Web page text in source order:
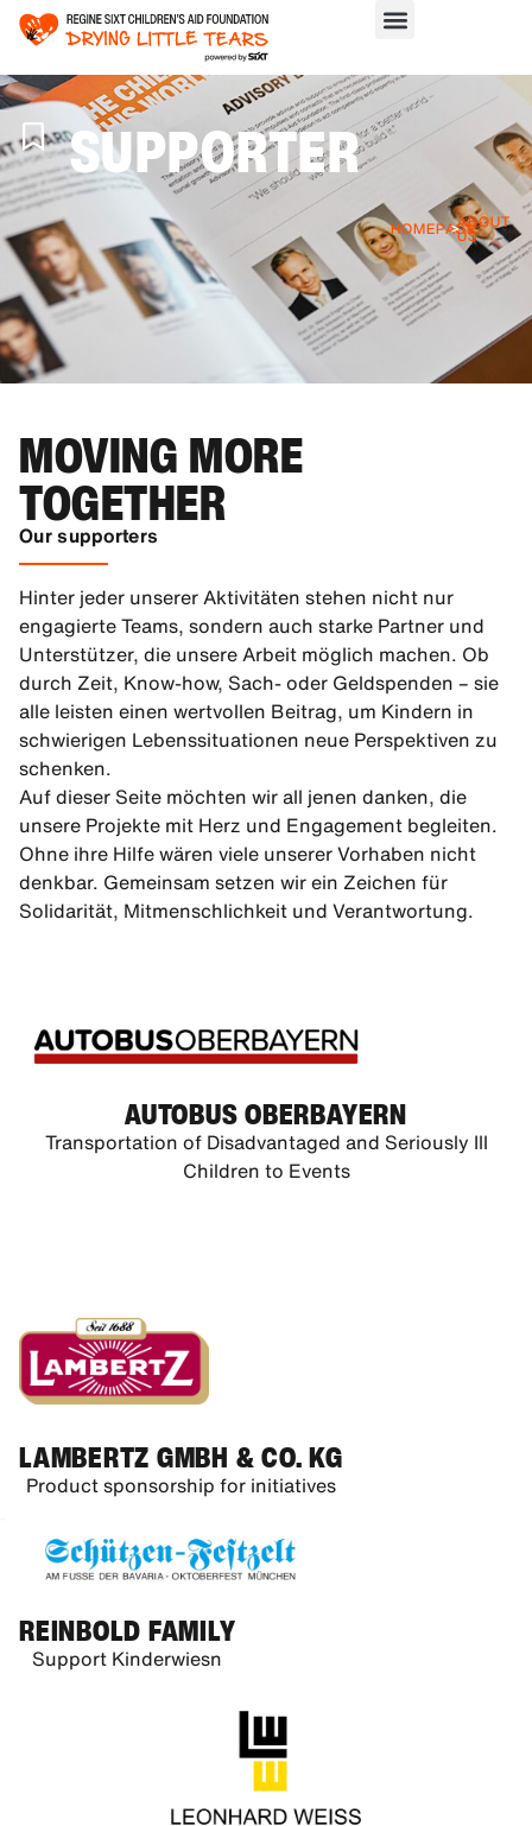
SUPPORTER
HOMEPAGE
>ABOUT
US
MOVING MORE
TOGETHER
Our supporters
Hinter jeder unserer Aktivitäten stehen nicht nur
engagierte Teams, sondern auch starke Partner und
Unterstützer, die unsere Arbeit möglich machen. Ob
durch Zeit, Know-how, Sach- oder Geldspenden – sie
alle leisten einen wertvollen Beitrag, um Kindern in
schwierigen Lebenssituationen neue Perspektiven zu
schenken.
Auf dieser Seite möchten wir all jenen danken, die
unsere Projekte mit Herz und Engagement begleiten.
Ohne ihre Hilfe wären viele unserer Vorhaben nicht
denkbar. Gemeinsam setzen wir ein Zeichen für
Solidarität, Mitmenschlichkeit und Verantwortung.
AUTOBUS OBERBAYERN
Transportation of Disadvantaged and Seriously Ill
Children to Events
LAMBERTZ GMBH & CO. KG
Product sponsorship for initiatives
REINBOLD FAMILY
Support Kinderwiesn